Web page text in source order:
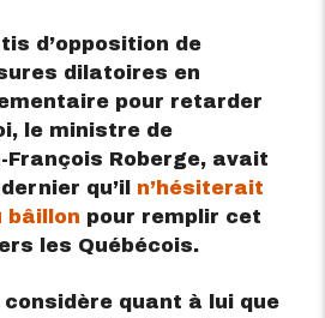
d’opposition de
dilatoires en
pour retarder
le ministre de
François Roberge, avait
qu’il n’hésiterait
bâillon pour remplir cet
les Québécois.
quant à lui que